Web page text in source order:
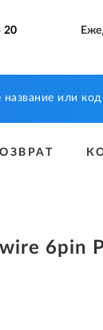
20
6pin